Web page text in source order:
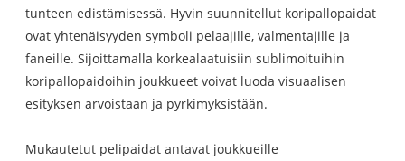
tunteen edistämisessä. Hyvin suunnitellut koripallopaidat
ovat yhtenäisyyden symboli pelaajille, valmentajille ja
faneille. Sijoittamalla korkealaatuisiin sublimoituihin
koripallopaidoihin joukkueet voivat luoda visuaalisen
esityksen arvoistaan ​​ja pyrkimyksistään.
Mukautetut pelipaidat antavat joukkueille